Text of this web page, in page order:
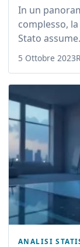
In un
complesso,
Stato
5 Ottobre 2023
ANALISI